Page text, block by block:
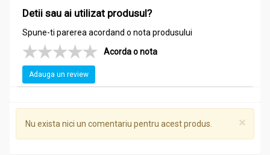
Compozitie
Golden diab 60cps - GOLDEN HERBS
Momordica charantia (Karela), Azadirachta indica
(Neem), Zingiber officinale (Sunth), Ocimum sanctum
kurroa (Kutki).
Detii sau ai utilizat produsul?
Spune-ti parerea acordand o nota produsului
Acorda o nota
Adauga un review
×
Nu exista nici un comentariu pentru acest produs.